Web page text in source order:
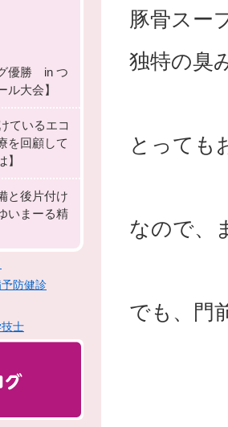
豚骨スー
独特の臭
とっても
なので、
でも、門
優勝 in つ
ル大会】
ているエコ
を回顧して
と後片付け
いまーる精